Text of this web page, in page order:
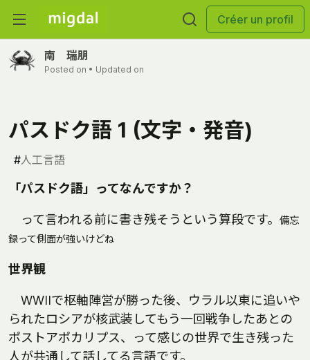
Créer un profil
南 瑞朋
Posted on • Updated on
パスドク語 1 (文字・発音)
#人工言語
「パスドク語」ってなんですか？
って言われる前に書き残そうという算段です。
備忘
録って側面が強いけどね
世界観
WWIIで枢軸陣営が勝った後、ウラル以東に追いや
られたロシアが核武装してもう一回戦争したあとの
ポストアポカリプス、って感じの世界で生き残った
人が共通して話してる言語です。